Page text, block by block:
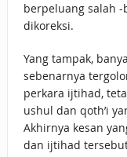
berpeluang salah
dikoreksi.
Yang tampak,
sebenarnya
perkara ijtihad,
ushul dan qoth’i
Akhirnya kesan
dan ijtihad